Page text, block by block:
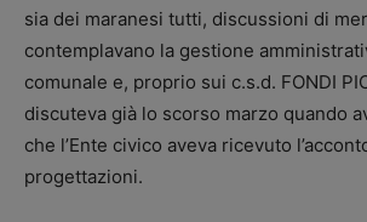
sia dei maranesi tutti, discussioni di
contemplavano la gestione
comunale e, proprio sui c.s.d. FONDI
discuteva già lo scorso marzo quando
che l’Ente civico aveva ricevuto
progettazioni.